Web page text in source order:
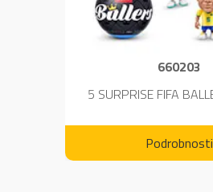
660203
5 SURPRISE FIFA
Podrobnosti